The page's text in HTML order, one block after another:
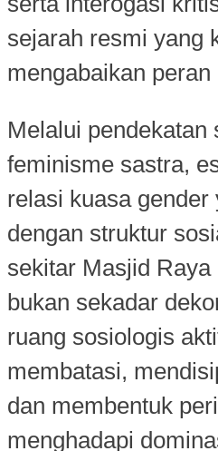
sejarah resmi yang
mengabaikan peran
Melalui pendekatan
feminisme sastra,
relasi kuasa gender
dengan struktur
sekitar Masjid Raya
bukan sekadar
ruang sosiologis
membatasi,
dan membentuk
menghadapi